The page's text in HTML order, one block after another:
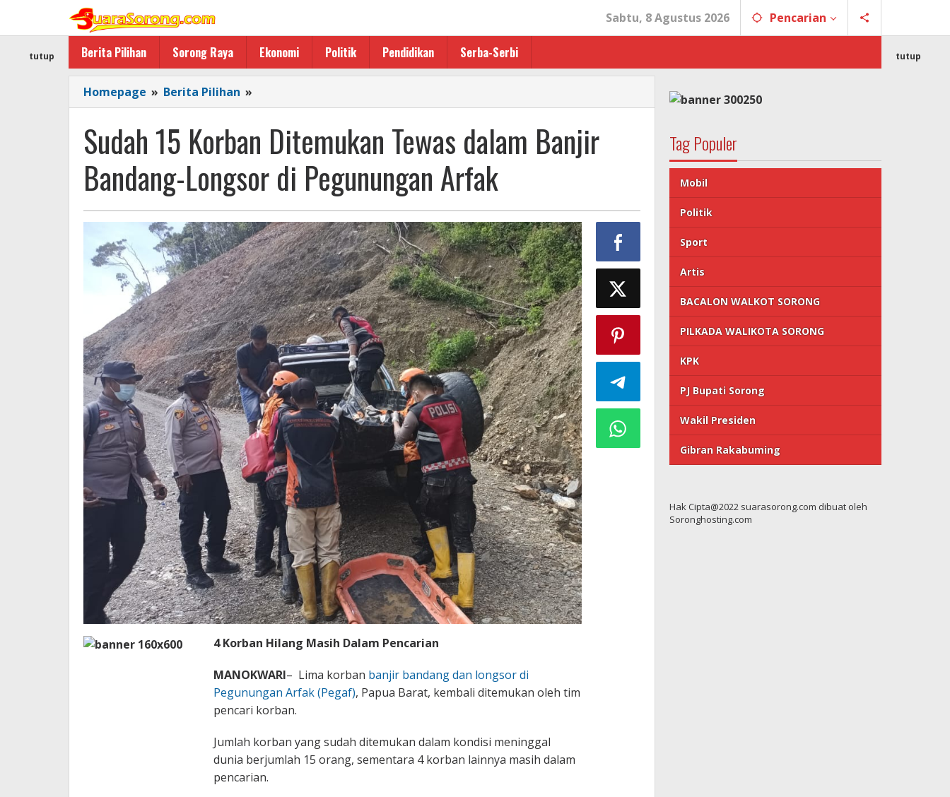
Sabtu, 8 Agustus 2026 Pencarian
Berita Pilihan Sorong Raya Ekonomi Politik Pendidikan Serba-Serbi
tutup tutup
Homepage » Berita Pilihan »
15
Ditemukan
Tewas
dalam
Banjir
Bandang-
Longsor
di
Pegunungan
Arfak
Sudah 15 Korban Ditemukan Tewas dalam Banjir
Bandang-Longsor di Pegunungan Arfak
4 Korban Hilang Masih Dalam Pencarian
MANOKWARI– Lima korban banjir bandang dan longsor di
Pegunungan Arfak (Pegaf), Papua Barat, kembali ditemukan oleh tim
pencari korban.
Jumlah korban yang sudah ditemukan dalam kondisi meninggal
dunia berjumlah 15 orang, sementara 4 korban lainnya masih dalam
pencarian.
Tag Populer
Mobil
Politik
Sport
Artis
BACALON WALKOT SORONG
PILKADA WALIKOTA SORONG
KPK
PJ Bupati Sorong
Wakil Presiden
Gibran Rakabuming
Hak Cipta@2022 suarasorong.com dibuat oleh
Soronghosting.com